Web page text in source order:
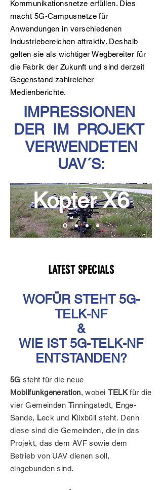
Kommunikationsnetze erfüllen. Dies
macht 5G-Campusnetze für
Anwendungen in verschiedenen
Industriebereichen attraktiv. Deshalb
gelten sie als wichtiger Wegbereiter für
die Fabrik der Zukunft und sind derzeit
Gegenstand zahlreicher
Medienberichte.
IMPRESSIONEN
DER IM PROJEKT
VERWENDETEN
UAV´S:
Kopter X6
LATEST SPECIALS
WOFÜR STEHT 5G-
TELK-NF
&
WIE IST 5G-TELK-NF
ENTSTANDEN?
5G steht für die neue
Mobilfunkgeneration, wobeiTELKfür die
vier Gemeinden Tinningstedt, Enge-
Sande, Leck und Klixbüll steht. Denn
diese sind die Gemeinden, die in das
Projekt, das dem AVF sowie dem
Betrieb von UAV dienen soll,
eingebunden sind.